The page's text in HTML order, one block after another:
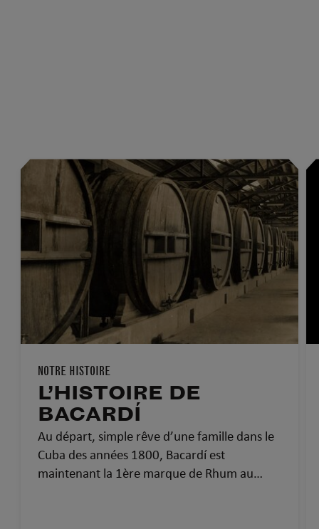
NOTRE HISTOIRE
L’HISTOIRE DE
BACARDÍ
Au départ, simple rêve d’une famille dans le
Cuba des années 1800, Bacardí est
maintenant la 1ère marque de Rhum au